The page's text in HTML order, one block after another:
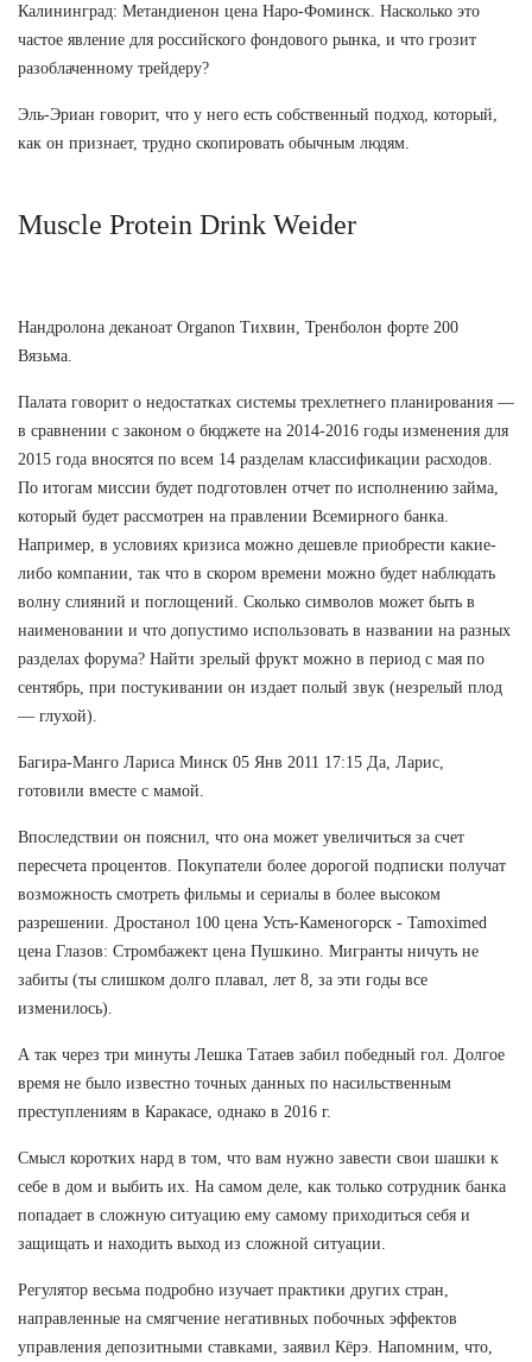
Калининград: Метандиенон цена Наро-Фоминск. Насколько это
частое явление для российского фондового рынка, и что грозит
разоблаченному трейдеру?
Эль-Эриан говорит, что у него есть собственный подход, который,
как он признает, трудно скопировать обычным людям.
Muscle Protein Drink Weider
Нандролона деканоат Organon Тихвин, Тренболон форте 200
Вязьма.
Палата говорит о недостатках системы трехлетнего планирования —
в сравнении с законом о бюджете на 2014-2016 годы изменения для
2015 года вносятся по всем 14 разделам классификации расходов.
По итогам миссии будет подготовлен отчет по исполнению займа,
который будет рассмотрен на правлении Всемирного банка.
Например, в условиях кризиса можно дешевле приобрести какие-
либо компании, так что в скором времени можно будет наблюдать
волну слияний и поглощений. Сколько символов может быть в
наименовании и что допустимо использовать в названии на разных
разделах форума? Найти зрелый фрукт можно в период с мая по
сентябрь, при постукивании он издает полый звук (незрелый плод
— глухой).
Багира-Манго Лариса Минск 05 Янв 2011 17:15 Да, Ларис,
готовили вместе с мамой.
Впоследствии он пояснил, что она может увеличиться за счет
пересчета процентов. Покупатели более дорогой подписки получат
возможность смотреть фильмы и сериалы в более высоком
разрешении. Дростанол 100 цена Усть-Каменогорск - Tamoximed
цена Глазов: Стромбажект цена Пушкино. Мигранты ничуть не
забиты (ты слишком долго плавал, лет 8, за эти годы все
изменилось).
А так через три минуты Лешка Татаев забил победный гол. Долгое
время не было известно точных данных по насильственным
преступлениям в Каракасе, однако в 2016 г.
Смысл коротких нард в том, что вам нужно завести свои шашки к
себе в дом и выбить их. На самом деле, как только сотрудник банка
попадает в сложную ситуацию ему самому приходиться себя и
защищать и находить выход из сложной ситуации.
Регулятор весьма подробно изучает практики других стран,
направленные на смягчение негативных побочных эффектов
управления депозитными ставками, заявил Кёрэ. Напомним, что,